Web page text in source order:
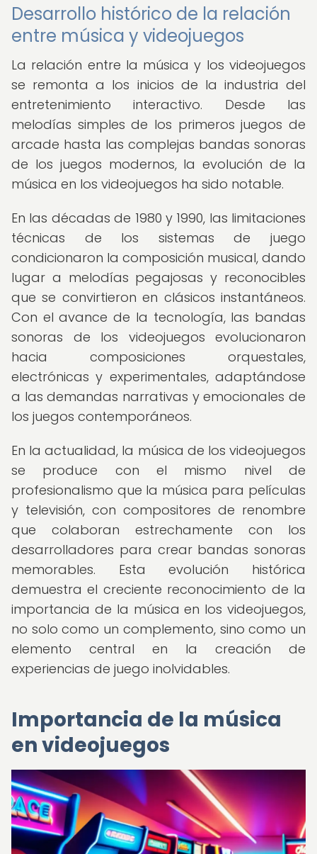
Desarrollo histórico de la relación
entre música y videojuegos
La relación entre la música y los videojuegos
se remonta a los inicios de la industria del
entretenimiento interactivo. Desde las
melodías simples de los primeros juegos de
arcade hasta las complejas bandas sonoras
de los juegos modernos, la evolución de la
música en los videojuegos ha sido notable.
En las décadas de 1980 y 1990, las limitaciones
técnicas de los sistemas de juego
condicionaron la composición musical, dando
lugar a melodías pegajosas y reconocibles
que se convirtieron en clásicos instantáneos.
Con el avance de la tecnología, las bandas
sonoras de los videojuegos evolucionaron
hacia composiciones orquestales,
electrónicas y experimentales, adaptándose
a las demandas narrativas y emocionales de
los juegos contemporáneos.
En la actualidad, la música de los videojuegos
se produce con el mismo nivel de
profesionalismo que la música para películas
y televisión, con compositores de renombre
que colaboran estrechamente con los
desarrolladores para crear bandas sonoras
memorables. Esta evolución histórica
demuestra el creciente reconocimiento de la
importancia de la música en los videojuegos,
no solo como un complemento, sino como un
elemento central en la creación de
experiencias de juego inolvidables.
Importancia de la música
en videojuegos